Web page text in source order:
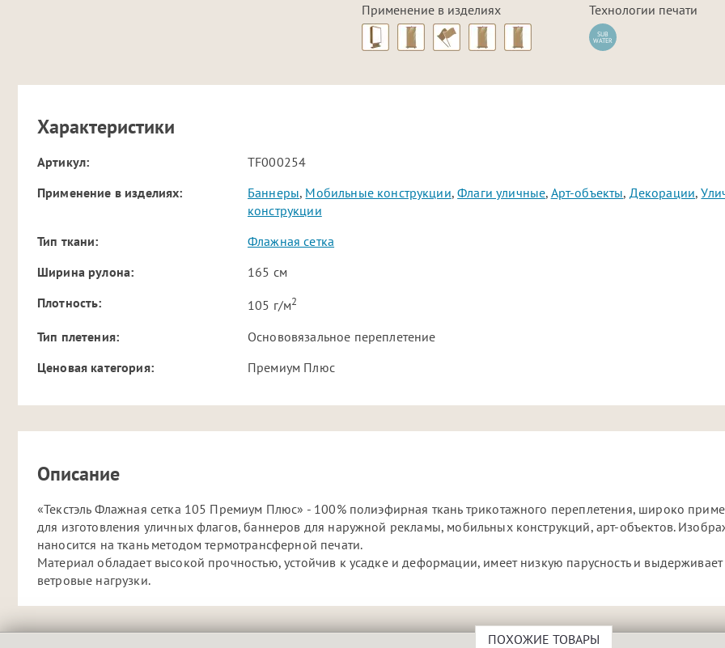
Применение в изделиях Технологии печати
SUB
WATER
Характеристики
Артикул:
TF000254
Применение в изделиях:
Баннеры, Мобильные конструкции,Флаги уличные, Арт-объекты, Декорации,
конструкции
Тип ткани:
Флажная сетка
Ширина рулона:
165 см
Плотность:
105 г/м2
Тип плетения:
Основовязальное переплетение
Ценовая категория:
Премиум Плюс
Описание
«Текстэль Флажная сетка 105 Премиум Плюс» - 100% полиэфирная ткань трикотажного переплетения, широко
для изготовления уличных флагов, баннеров для наружной рекламы, мобильных конструкций, арт-объектов.
наносится на ткань методом термотрансферной печати.
Материал обладает высокой прочностью, устойчив к усадке и деформации, имеет низкую парусность и
ветровые нагрузки.
ПОХОЖИЕ ТОВАРЫ